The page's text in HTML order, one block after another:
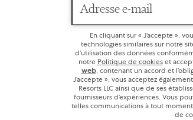
Adresse e-mail
En cliquant sur « J’accepte »,
technologies similaires sur notre
d’utilisation des données
notre Politique de cookieset
web, contenant un accord et
J’accepte », vous acceptez
Resorts LLC ainsi que de ses
fournisseurs d’expériences. Vous
telles communications à tout
de